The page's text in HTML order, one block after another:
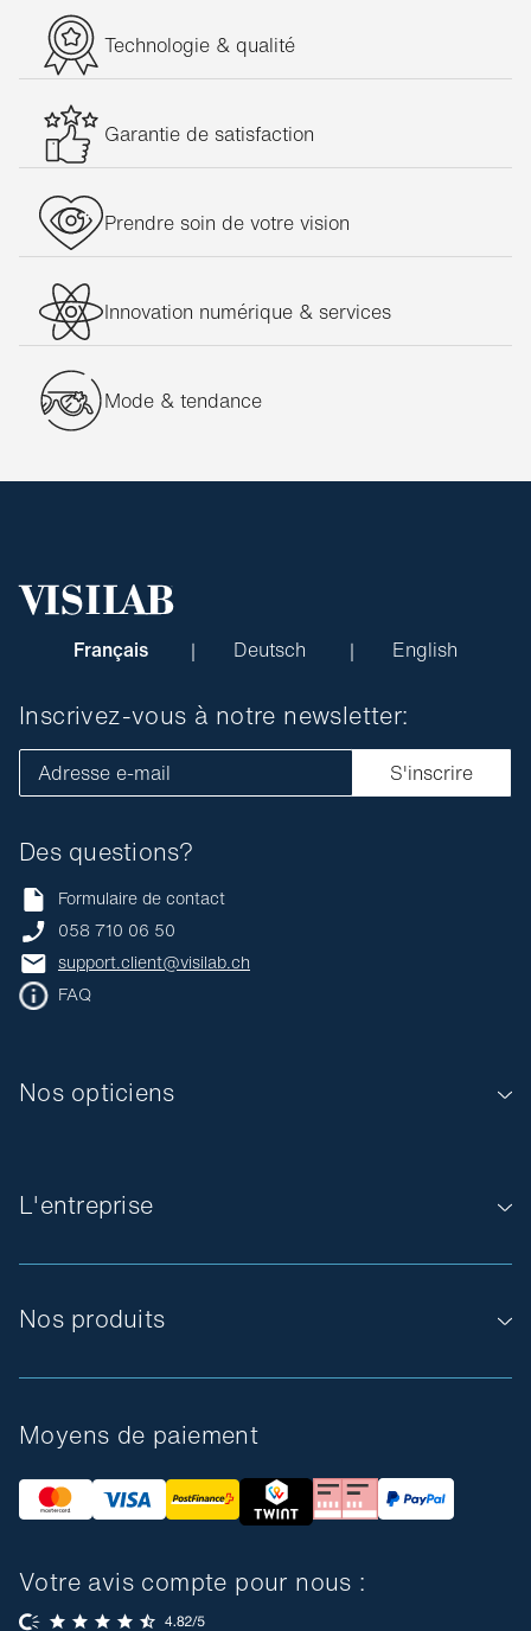
Technologie & qualité
Garantie de satisfaction
Prendre soin de votre vision
Innovation numérique & services
Mode & tendance
Français Deutsch English
L'entreprise
Nos produits
Nos opticiens
Des questions?
Formulaire de contact
058 710 06 50
support.client@visilab.ch
FAQ
Inscrivez-vous à notre newsletter:
Adresse e-mail S'inscrire
Moyens de paiement
Votre avis compte pour nous :